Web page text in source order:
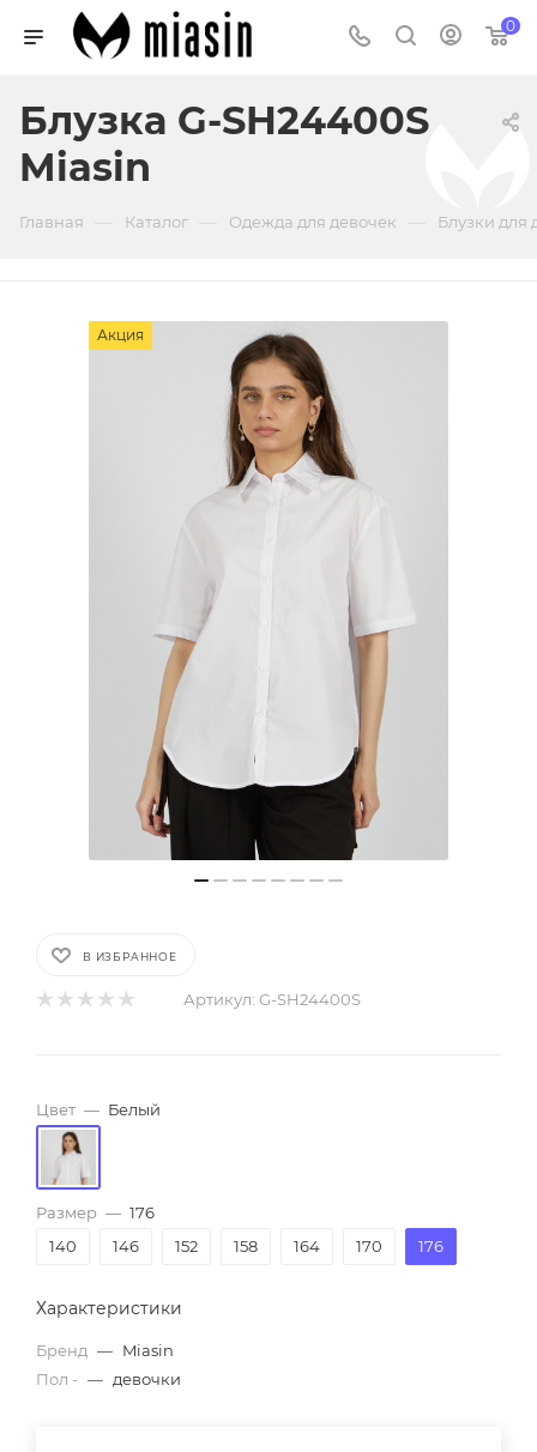
0
Блузка G-SH24400S
Miasin
Главная Каталог Одежда для девочек Блузки для
Акция
В ИЗБРАННОЕ
Артикул: G-SH24400S
Цвет — Белый
Размер — 176
140
146 152 158 164 170 176
Характеристики
Бренд — Miasin
Пол - — девочки